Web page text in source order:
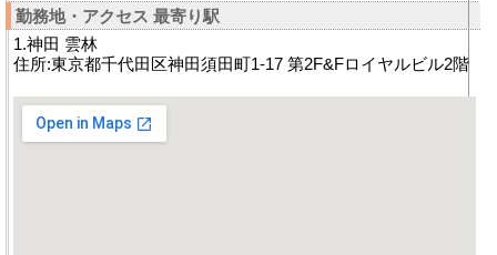
勤務地・アクセス 最寄り駅
1.神田 雲林
住所:東京都千代田区神田須田町1-17 第2F&Fロイヤルビル2階